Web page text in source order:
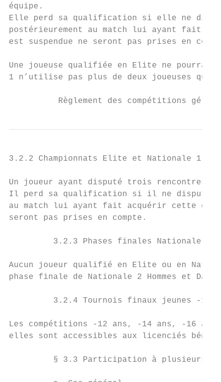
équipe.
Elle perd sa qualification si elle ne
postérieurement au match lui ayant fait
est suspendue ne seront pas prises en
Une joueuse qualifiée en Elite ne pourra
1 n’utilise pas plus de deux joueuses
Règlement des compétitions
3.2.2 Championnats Elite et Nationale 1
Un joueur ayant disputé trois rencontres
Il perd sa qualification si il ne dispute
au match lui ayant fait acquérir cette
seront pas prises en compte.
3.2.3 Phases finales Nationale 2
Aucun joueur qualifié en Elite ou en
phase finale de Nationale 2 Hommes et
3.2.4 Tournois finaux jeunes -12
Les compétitions -12 ans, -14 ans, -16
elles sont accessibles aux licenciés
§ 3.3 Participation à plusieurs